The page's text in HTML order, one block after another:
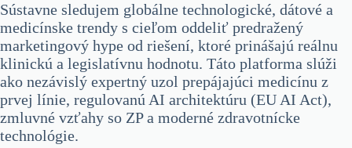
Sústavne sledujem globálne technologické, dátové a
medicínske trendy s cieľom oddeliť predražený
marketingový hype od riešení, ktoré prinášajú reálnu
klinickú a legislatívnu hodnotu. Táto platforma slúži
ako nezávislý expertný uzol prepájajúci medicínu z
prvej línie, regulovanú AI architektúru (EU AI Act),
zmluvné vzťahy so ZP a moderné zdravotnícke
technológie.